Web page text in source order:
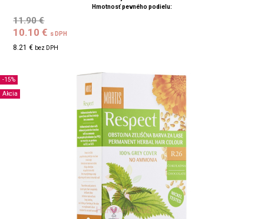
Hmotnosť pevného podielu:
11.90 €
10.10 € s DPH
8.21 € bez DPH
-15%
Akcia